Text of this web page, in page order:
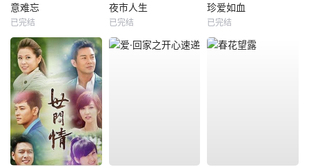
意难忘
已完结
夜市人生
已完结
珍爱如血
已完结